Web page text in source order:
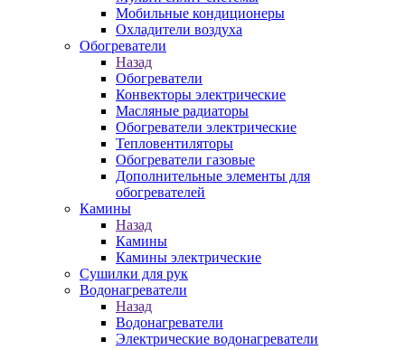
Мобильные кондиционеры
Охладители воздуха
Обогреватели
Назад
Обогреватели
Конвекторы электрические
Масляные радиаторы
Обогреватели электрические
Тепловентиляторы
Обогреватели газовые
Дополнительные элементы для
обогревателей
Камины
Назад
Камины
Камины электрические
Сушилки для рук
Водонагреватели
Назад
Водонагреватели
Электрические водонагреватели